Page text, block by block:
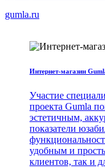
gumla.ru
Интернет-магазин
Участие
проекта Gumla
эстетичным,
показатели
удобным и
клиентов, так и